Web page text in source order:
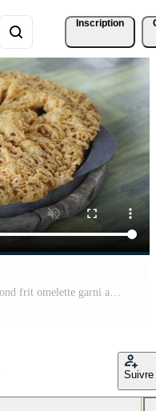
Inscription
croustillant d'or thaïlandais style Profond frit omelette garni avec Frais coriandre servi sur une métal plaque. mains en portant le plat sur une rustique vert en bois tableau. authentique asiatique cuisine et rue aliments. Vidéo Gratuite
Suivre